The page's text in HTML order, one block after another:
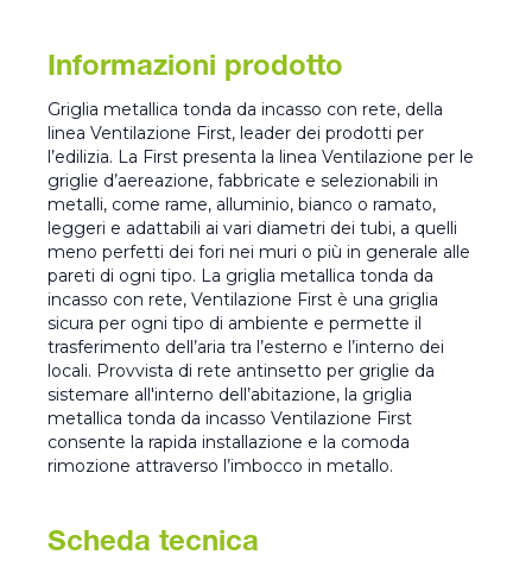
Informazioni prodotto
Griglia metallica tonda da incasso con rete, della
linea Ventilazione First, leader dei prodotti per
l’edilizia. La First presenta la linea Ventilazione per le
griglie d’aereazione, fabbricate e selezionabili in
metalli, come rame, alluminio, bianco o ramato,
leggeri e adattabili ai vari diametri dei tubi, a quelli
meno perfetti dei fori nei muri o più in generale alle
pareti di ogni tipo. La griglia metallica tonda da
incasso con rete, Ventilazione First è una griglia
sicura per ogni tipo di ambiente e permette il
trasferimento dell’aria tra l’esterno e l’interno dei
locali. Provvista di rete antinsetto per griglie da
sistemare all'interno dell’abitazione, la griglia
metallica tonda da incasso Ventilazione First
consente la rapida installazione e la comoda
rimozione attraverso l’imbocco in metallo.
Scheda tecnica